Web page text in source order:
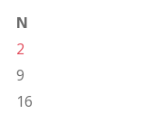
N
2
9
16